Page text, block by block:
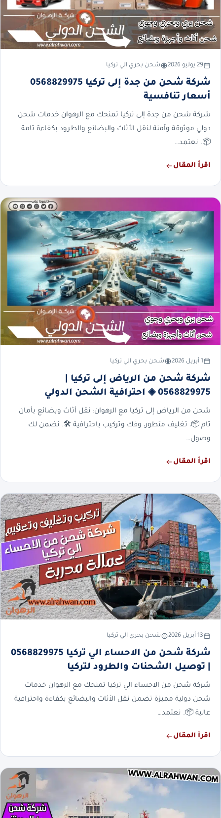
29 يوليو 2026 شحن بحري الي تركيا
شركة شحن من جدة إلى تركيا 0568829975
أسعار تنافسية
شركة شحن من جدة إلى تركيا تمنحك مع الرهوان خدمات شحن
دولي موثوقة وآمنة لنقل الأثاث والبضائع والطرود بكفاءة تامة
📦. نعتمد…
اقرأ المقال
1 أبريل 2026 شحن بحري الي تركيا
شركة شحن من الرياض إلى تركيا |
0568829975 ◈ احترافية الشحن الدولي
شحن من الرياض إلى تركيا مع الرهوان: نقل أثاث وبضائع بأمان
تام 📦، تغليف متطور، وفك وتركيب باحترافية 🛠️. نضمن لك
وصول…
اقرأ المقال
13 أبريل 2026 شحن بحري الي تركيا
شركة شحن من الاحساء الي تركيا 0568829975
| توصيل الشحنات والطرود لتركيا
شركة شحن من الاحساء الي تركيا تمنحك مع الرهوان خدمات
شحن دولية مميزة تضمن نقل الأثاث والبضائع بكفاءة واحترافية
عالية 📦. نعتمد…
اقرأ المقال